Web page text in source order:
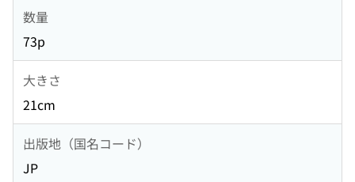
数量
73p
大きさ
21cm
出版地（国名コード）
JP